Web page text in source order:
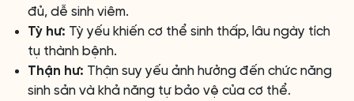
đủ, dễ sinh viêm.
Tỳ hư: Tỳ yếu khiến cơ thể sinh thấp, lâu ngày tích
tụ thành bệnh.
Thận hư: Thận suy yếu ảnh hưởng đến chức năng
sinh sản và khả năng tự bảo vệ của cơ thể.